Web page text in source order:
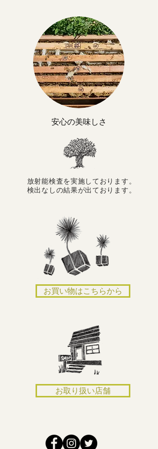
​安心の美味しさ
​放射能検査を実施しております。
検出なしの結果が出ております。
お買い物はこちらから
お取り扱い店舗